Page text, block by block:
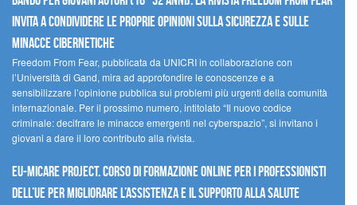
invita a condividere le proprie opinioni sulla sicurezza e sulle
minacce cibernetiche
Freedom From Fear, pubblicata da UNICRI in collaborazione con
l’Università di Gand, mira ad approfondire le conoscenze e a
sensibilizzare l’opinione pubblica sui problemi più urgenti della comunità
internazionale. Per il prossimo numero, intitolato “Il nuovo codice
criminale: decifrare le minacce emergenti nel cyberspazio”, si invitano i
giovani a dare il loro contributo alla rivista.
EU-MiCare Project. Corso di formazione online per i professionisti
dell’UE per migliorare l’assistenza e il supporto alla salute